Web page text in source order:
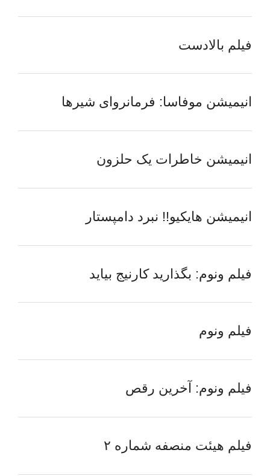
فیلم بالادست
انیمیشن موفاسا: فرمانروای شیرها
انیمیشن خاطرات یک حلزون
انیمیشن هایکیو!! نبرد دامپستار
فیلم ونوم: بگذارید کارنیج بیاید
فیلم ونوم
فیلم ونوم: آخرین رقص
فیلم هیئت منصفه شماره ۲